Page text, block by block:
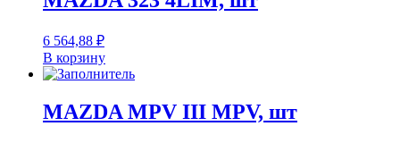
6 564,88 ₽
В корзину
MAZDA MPV III MPV, шт